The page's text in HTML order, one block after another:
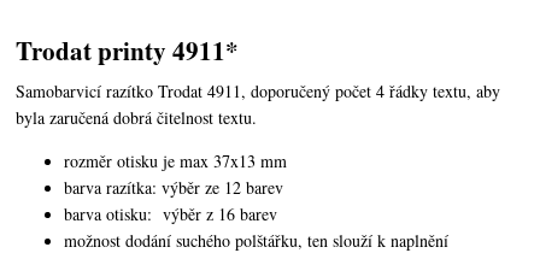
Trodat printy 4911*
Samobarvicí razítko Trodat 4911, doporučený počet 4 řádky textu,aby
byla zaručená dobrá čitelnost textu.
rozměr otisku je max 37x13 mm
barva razítka: výběr ze 12 barev
barva otisku: výběr z 16 barev
možnost dodání suchého polštářku, ten slouží k naplnění